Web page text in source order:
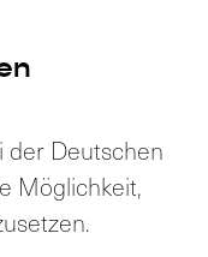
der Deutschen
Möglichkeit,